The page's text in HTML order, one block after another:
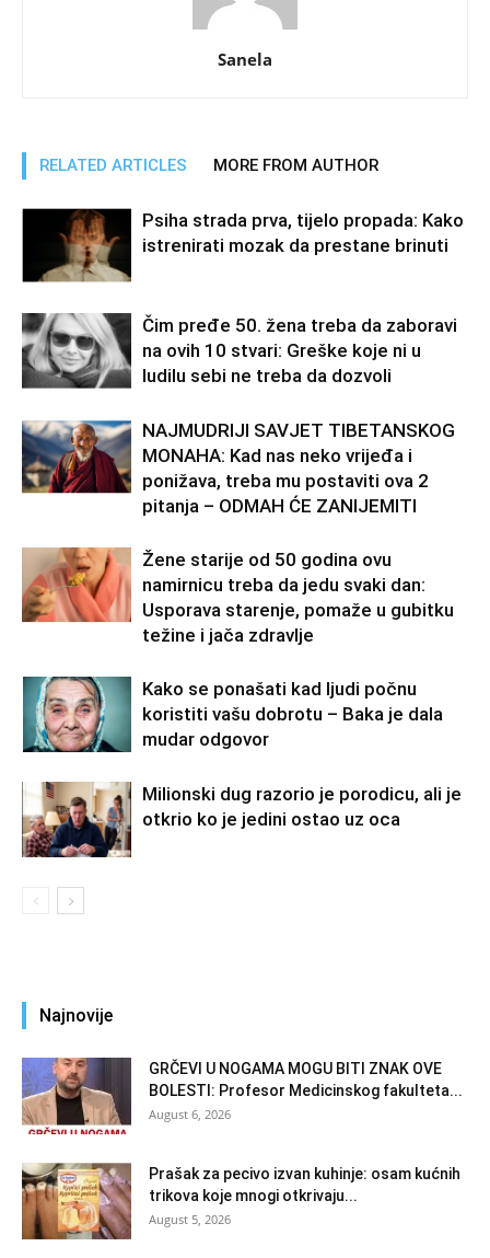
Sanela
RELATED ARTICLES MORE FROM AUTHOR
Psiha strada prva, tijelo propada: Kako
istrenirati mozak da prestane brinuti
Čim pređe 50. žena treba da zaboravi
na ovih 10 stvari: Greške koje ni u
ludilu sebi ne treba da dozvoli
NAJMUDRIJI SAVJET TIBETANSKOG
MONAHA: Kad nas neko vrijeđa i
ponižava, treba mu postaviti ova 2
pitanja – ODMAH ĆE ZANIJEMITI
Žene starije od 50 godina ovu
namirnicu treba da jedu svaki dan:
Usporava starenje, pomaže u gubitku
težine i jača zdravlje
Kako se ponašati kad ljudi počnu
koristiti vašu dobrotu – Baka je dala
mudar odgovor
Milionski dug razorio je porodicu, ali je
otkrio ko je jedini ostao uz oca
Najnovije
GRČEVI U NOGAMA MOGU BITI ZNAK OVE
BOLESTI: Profesor Medicinskog fakulteta...
August 6, 2026
Prašak za pecivo izvan kuhinje: osam kućnih
trikova koje mnogi otkrivaju...
August 5, 2026